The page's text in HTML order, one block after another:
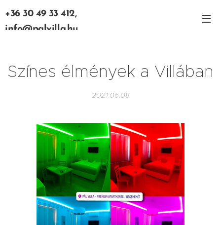
+36 30 49 33 412,
info@palvilla.hu
Színes élmények a Villában
2021.06.08